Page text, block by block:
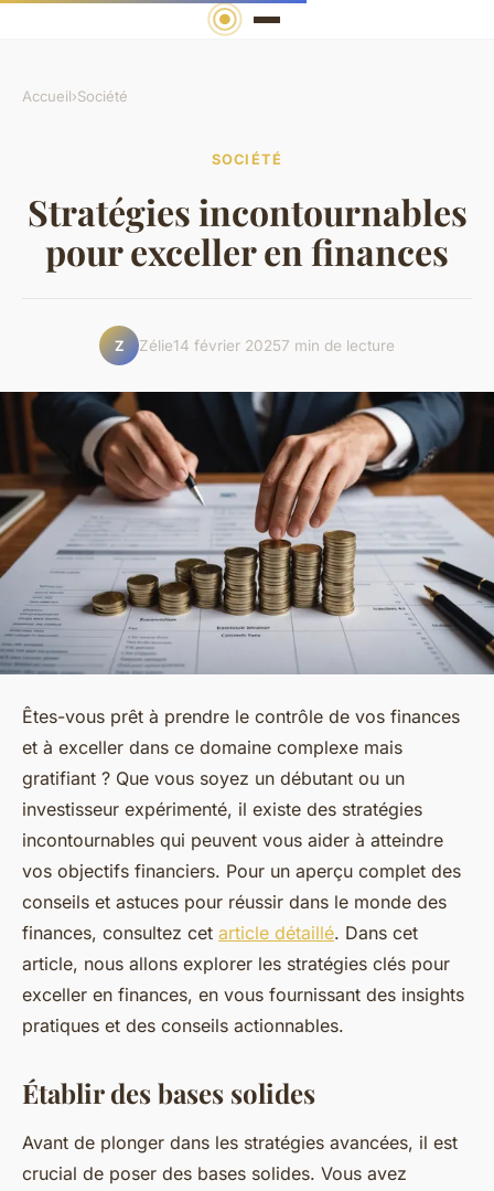
Accueil›Société
SOCIÉTÉ
Stratégies incontournables
pour exceller en finances
Z Zélie14 février 20257 min de lecture
Êtes-vous prêt à prendre le contrôle de vos finances
et à exceller dans ce domaine complexe mais
gratifiant ? Que vous soyez un débutant ou un
investisseur expérimenté, il existe des stratégies
incontournables qui peuvent vous aider à atteindre
vos objectifs financiers. Pour un aperçu complet des
conseils et astuces pour réussir dans le monde des
finances, consultez cet article détaillé. Dans cet
article, nous allons explorer les stratégies clés pour
exceller en finances, en vous fournissant des insights
pratiques et des conseils actionnables.
Établir des bases solides
Avant de plonger dans les stratégies avancées, il est
crucial de poser des bases solides. Vous avez